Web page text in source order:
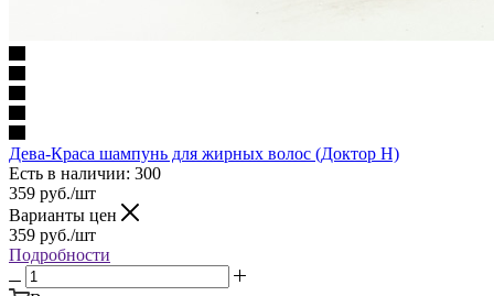
Дева-Краса шампунь для жирных волос (Доктор Н)
Есть в наличии: 300
359 руб./шт
Варианты цен
359 руб./шт
Подробности